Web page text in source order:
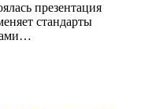
презентация
стандарты